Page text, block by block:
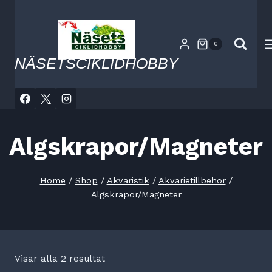
NÄSETSCIKLIDHOBBY
0
Algskrapor/Magneter
Home / Shop / Akvaristik / Akvarietillbehör /
Algskrapor/Magneter
Visar alla 2 resultat